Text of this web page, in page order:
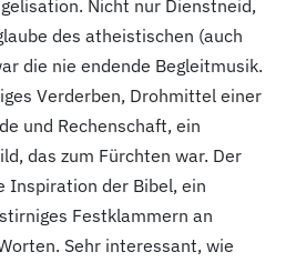
Nicht nur Dienstneid,
des atheistischen (auch
die nie endende Begleitmusik.
Verderben, Drohmittel einer
und Rechenschaft, ein
das zum Fürchten war. Der
Inspiration der Bibel, ein
Festklammern an
Sehr interessant, wie